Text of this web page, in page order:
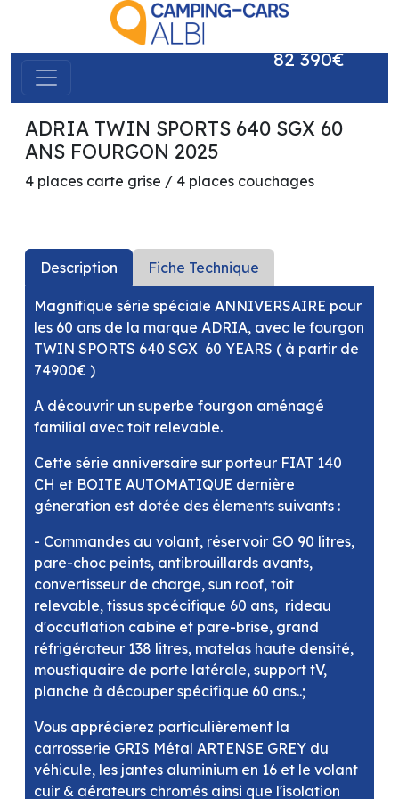
précédent
ADRIA TWIN SPORTS 640 SGX 60
ANS FOURGON 2025
4 places carte grise / 4 places couchages
82 390€
Description Fiche Technique
Magnifique série spéciale ANNIVERSAIRE pour
les 60 ans de la marque ADRIA, avec le fourgon
TWIN SPORTS 640 SGX 60 YEARS ( à partir de
74900€ )
A découvrir un superbe fourgon aménagé
familial avec toit relevable.
Cette série anniversaire sur porteur FIAT 140
CH et BOITE AUTOMATIQUE dernière
géneration est dotée des élements suivants :
- Commandes au volant, réservoir GO 90 litres,
pare-choc peints, antibrouillards avants,
convertisseur de charge, sun roof, toit
relevable, tissus spcécifique 60 ans, rideau
d'occutlation cabine et pare-brise, grand
réfrigérateur 138 litres, matelas haute densité,
moustiquaire de porte latérale, support tV,
planche à découper spécifique 60 ans..;
Vous apprécierez particulièrement la
carrosserie GRIS Métal ARTENSE GREY du
véhicule, les jantes aluminium en 16 et le volant
cuir & aérateurs chromés ainsi que l'isolation